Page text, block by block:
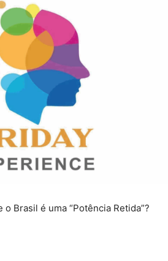
o Brasil é uma “Potência Retida”?